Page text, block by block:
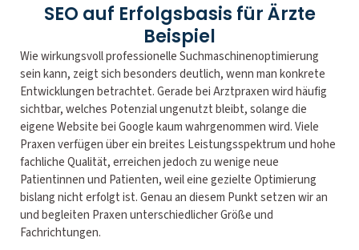
SEO auf Erfolgsbasis für Ärzte
Beispiel
Wie wirkungsvoll professionelle Suchmaschinenoptimierung
sein kann, zeigt sich besonders deutlich, wenn man konkrete
Entwicklungen betrachtet. Gerade bei Arztpraxen wird häufig
sichtbar, welches Potenzial ungenutzt bleibt, solange die
eigene Website bei Google kaum wahrgenommen wird. Viele
Praxen verfügen über ein breites Leistungsspektrum und hohe
fachliche Qualität, erreichen jedoch zu wenige neue
Patientinnen und Patienten, weil eine gezielte Optimierung
bislang nicht erfolgt ist. Genau an diesem Punkt setzen wir an
und begleiten Praxen unterschiedlicher Größe und
Fachrichtungen.